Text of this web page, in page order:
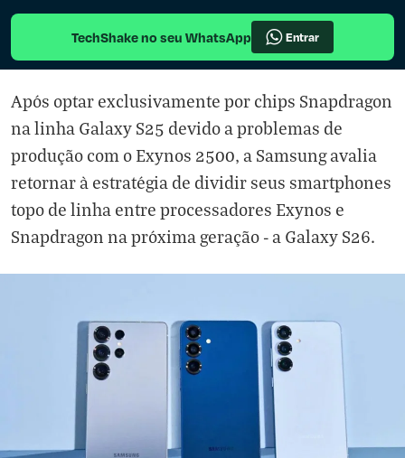
TechShake no seu WhatsApp Entrar
Após optar exclusivamente por chips Snapdragon
na linha Galaxy S25 devido a problemas de
produção com o Exynos 2500, a Samsung avalia
retornar à estratégia de dividir seus smartphones
topo de linha entre processadores Exynos e
Snapdragon na próxima geração - a Galaxy S26.